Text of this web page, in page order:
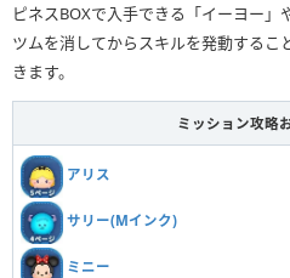
ピネスBOXで入手できる「イーヨー
ツムを消してからスキルを発動するこ
きます。
ミッション攻略
アリス
サリー(Mインク)
ミニー